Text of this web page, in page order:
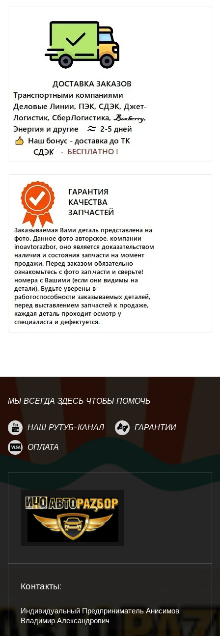
МЫ ВСЕГДА ЗДЕСЬ ЧТОБЫ ПОМОЧЬ
НАШ РУТУБ-КАНАЛ
ГАРАНТИИ
ОПЛАТА
Контакты:
Индивидуальный Предприниматель Анисимов
Владимир Александрович